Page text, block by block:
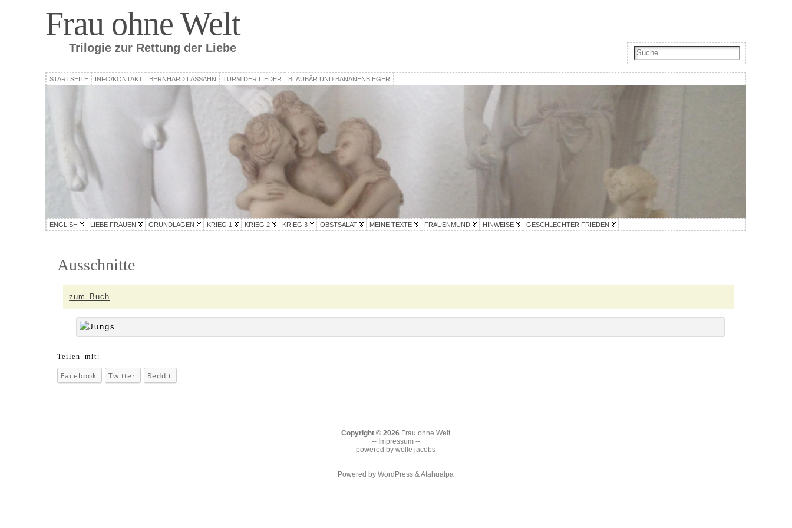
Frau ohne Welt
Trilogie zur Rettung der Liebe
STARTSEITE INFO/KONTAKT BERNHARD LASSAHN TURM DER LIEDER BLAUBÄR UND BANANENBIEGER
ENGLISH LIEBE FRAUEN GRUNDLAGEN KRIEG 1 KRIEG 2 KRIEG 3 OBSTSALAT MEINE TEXTE FRAUENMUND HINWEISE GESCHLECHTER FRIEDEN
Ausschnitte
zum Buch
Teilen mit:
Facebook Twitter Reddit
Copyright © 2026 Frau ohne Welt
-- Impressum --
powered bywolle jacobs
Powered byWordPress &Atahualpa